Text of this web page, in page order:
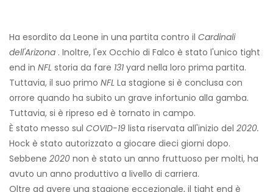
Ha esordito da Leone in una partita contro il Cardinali
dell'Arizona . Inoltre, l'ex Occhio di Falco è stato l'unico tight
end in NFL storia da fare 131 yard nella loro prima partita.
Tuttavia, il suo primo NFL La stagione si è conclusa con
orrore quando ha subito un grave infortunio alla gamba.
Tuttavia, si è ripreso ed è tornato in campo.
È stato messo sul COVID-19 lista riservata all'inizio del 2020.
Hock è stato autorizzato a giocare dieci giorni dopo.
Sebbene 2020 non è stato un anno fruttuoso per molti, ha
avuto un anno produttivo a livello di carriera.
Oltre ad avere una stagione eccezionale, il tight end è